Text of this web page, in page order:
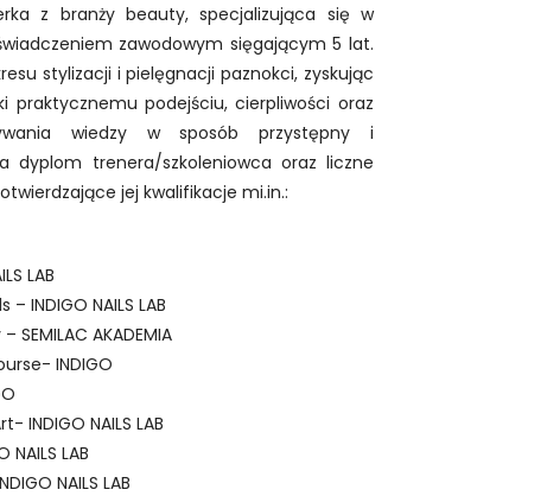
z branży beauty, specjalizująca się w
zawodowym sięgającym 5 lat.
stylizacji i pielęgnacji paznokci, zyskując
praktycznemu podejściu, cierpliwości oraz
wiedzy w sposób przystępny i
dyplom trenera/szkoleniowca oraz liczne
jej kwalifikacje mi.in.:
LAB
INDIGO NAILS LAB
SEMILAC AKADEMIA
INDIGO
INDIGO NAILS LAB
LAB
NAILS LAB